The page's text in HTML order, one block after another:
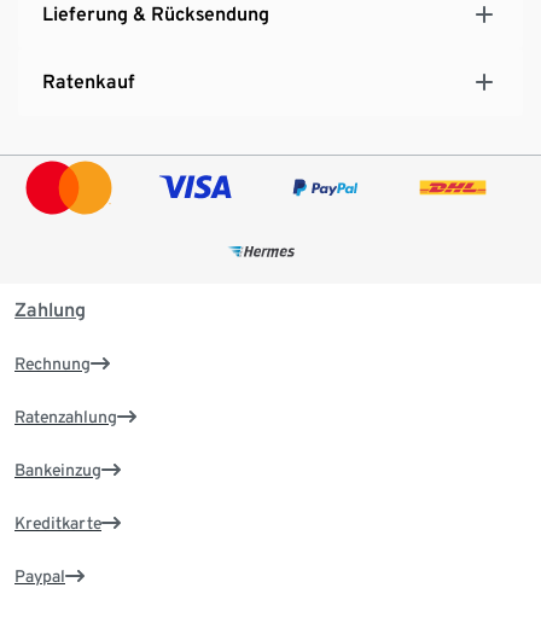
Lieferung & Rücksendung
Ratenkauf
Zahlung
Rechnung
Ratenzahlung
Bankeinzug
Kreditkarte
Paypal